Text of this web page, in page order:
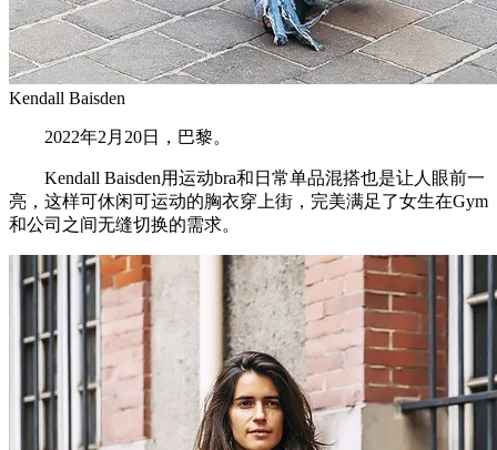
Kendall Baisden
2022年2月20日，巴黎。
Kendall Baisden用运动bra和日常单品混搭也是让人眼前一
亮，这样可休闲可运动的胸衣穿上街，完美满足了女生在Gym
和公司之间无缝切换的需求。